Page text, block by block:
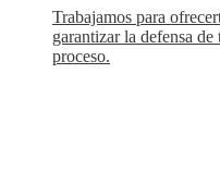
Trabajamos para
garantizar la defensa de
proceso.